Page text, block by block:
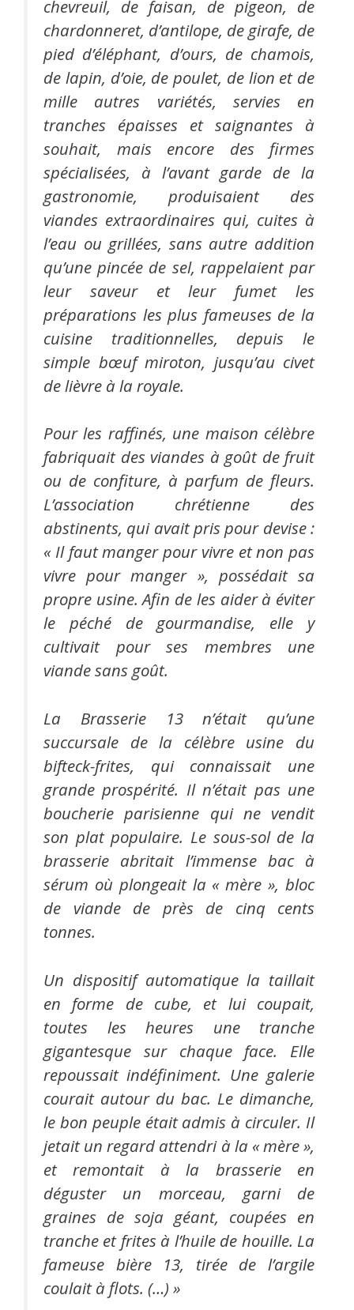
chevreuil, de faisan, de pigeon, de
chardonneret, d’antilope, de girafe, de
pied d’éléphant, d’ours, de chamois,
de lapin, d’oie, de poulet, de lion et de
mille autres variétés, servies en
tranches épaisses et saignantes à
souhait, mais encore des firmes
spécialisées, à l’avant garde de la
gastronomie, produisaient des
viandes extraordinaires qui, cuites à
l’eau ou grillées, sans autre addition
qu’une pincée de sel, rappelaient par
leur saveur et leur fumet les
préparations les plus fameuses de la
cuisine traditionnelles, depuis le
simple bœuf miroton, jusqu’au civet
de lièvre à la royale.
Pour les raffinés, une maison célèbre
fabriquait des viandes à goût de fruit
ou de confiture, à parfum de fleurs.
L’association chrétienne des
abstinents, qui avait pris pour devise :
« Il faut manger pour vivre et non pas
vivre pour manger », possédait sa
propre usine. Afin de les aider à éviter
le péché de gourmandise, elle y
cultivait pour ses membres une
viande sans goût.
La Brasserie 13 n’était qu’une
succursale de la célèbre usine du
bifteck-frites, qui connaissait une
grande prospérité. Il n’était pas une
boucherie parisienne qui ne vendit
son plat populaire. Le sous-sol de la
brasserie abritait l’immense bac à
sérum où plongeait la « mère », bloc
de viande de près de cinq cents
tonnes.
Un dispositif automatique la taillait
en forme de cube, et lui coupait,
toutes les heures une tranche
gigantesque sur chaque face. Elle
repoussait indéfiniment. Une galerie
courait autour du bac. Le dimanche,
le bon peuple était admis à circuler. Il
jetait un regard attendri à la « mère »,
et remontait à la brasserie en
déguster un morceau, garni de
graines de soja géant, coupées en
tranche et frites à l’huile de houille. La
fameuse bière 13, tirée de l’argile
coulait à flots. (…) »